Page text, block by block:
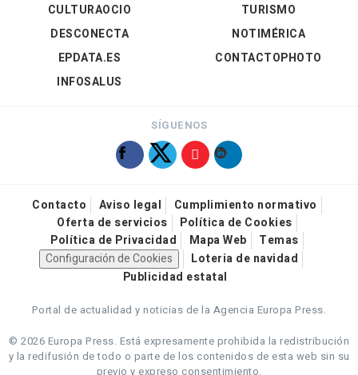
CULTURAOCIO
DESCONECTA
EPDATA.ES
INFOSALUS
TURISMO
NOTIMÉRICA
CONTACTOPHOTO
SÍGUENOS
Contacto Aviso legal
Cumplimiento normativo
Oferta de servicios
Política de Cookies
Política de Privacidad
Mapa Web
Temas
Configuración de Cookies
Loteria de navidad
Publicidad estatal
Portal de actualidad y noticias de la Agencia Europa Press.
© 2026 Europa Press. Está expresamente prohibida la redistribución
y la redifusión de todo o parte de los contenidos de esta web sin su
previo y expreso consentimiento.